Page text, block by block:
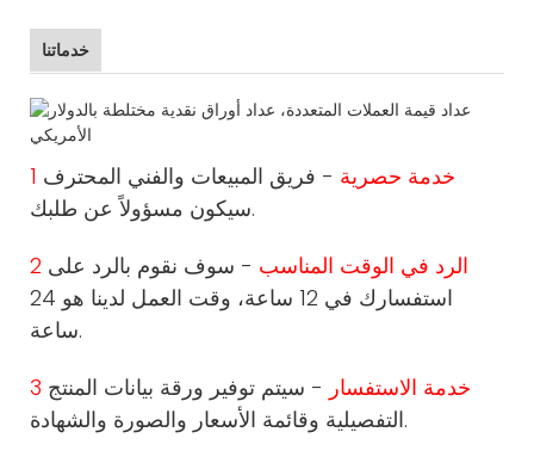
خدماتنا
1 خدمة حصرية - فريق المبيعات والفني المحترف
سيكون مسؤولاً عن طلبك.
2 الرد في الوقت المناسب - سوف نقوم بالرد على
استفسارك في 12 ساعة، وقت العمل لدينا هو 24
ساعة.
3 خدمة الاستفسار - سيتم توفير ورقة بيانات المنتج
التفصيلية وقائمة الأسعار والصورة والشهادة.